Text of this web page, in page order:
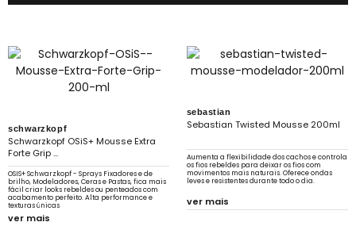
schwarzkopf
Schwarzkopf OSiS+ Mousse Extra
Forte Grip ...
OSIS+ Schwarzkopf - Sprays Fixadores e de
brilho, Modeladores, Ceras e Pastas, fica mais
fácil criar looks rebeldes ou penteados com
acabamento perfeito. Alta performance e
texturas únicas
ver mais
sebastian
Sebastian Twisted Mousse 200ml
Aumenta a flexibilidade dos cachos e controla
os fios rebeldes para deixar os fios com
movimentos mais naturais. Oferece ondas
leves e resistentes durante todo o dia.
ver mais